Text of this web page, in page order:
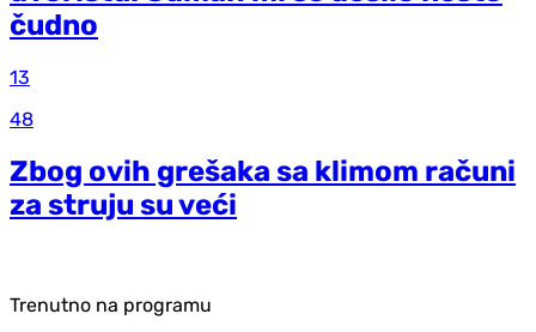
čudno
13
48
Zbog ovih grešaka sa klimom računi
za struju su veći
Trenutno na programu